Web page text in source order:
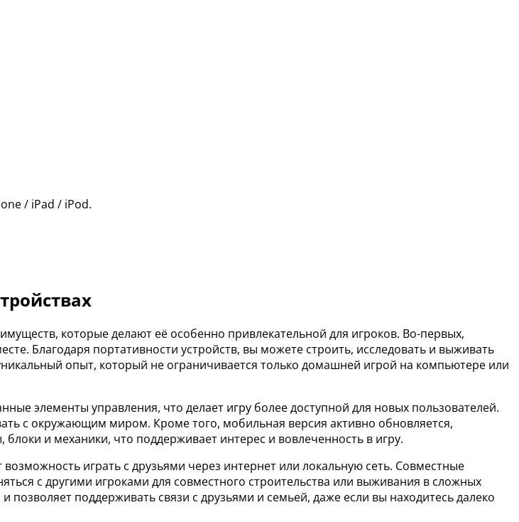
/ iPad / iPod.
которые делают её особенно привлекательной для игроков. Во-первых,
Благодаря портативности устройств, вы можете строить, исследовать и выживать
опыт, который не ограничивается только домашней игрой на компьютере или
элементы управления, что делает игру более доступной для новых пользователей.
с окружающим миром. Кроме того, мобильная версия активно обновляется,
и механики, что поддерживает интерес и вовлеченность в игру.
играть с друзьями через интернет или локальную сеть. Совместные
с другими игроками для совместного строительства или выживания в сложных
поддерживать связи с друзьями и семьей, даже если вы находитесь далеко